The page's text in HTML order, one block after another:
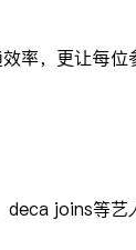
率，更让每位
joins等艺